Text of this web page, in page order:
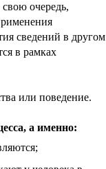
очередь,
сведений в другом
в рамках
или поведение.
а именно: